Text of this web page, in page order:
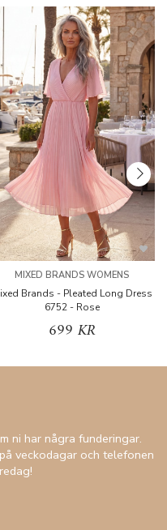
MIXED BRANDS WOMENS
Brands - Pleated Long Dress
6752 - Rose
699 KR
ni har några funderingar.
veckodagar och telefonen